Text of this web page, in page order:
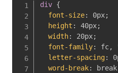
div {
font-size: 0px;
height : 40px;
width: 20px;
font-family: fc,
letter-spacing:
word-break: